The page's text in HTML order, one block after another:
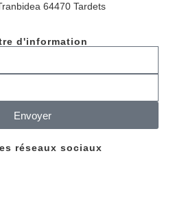
64470 Tardets
d'information
Envoyer
réseaux sociaux